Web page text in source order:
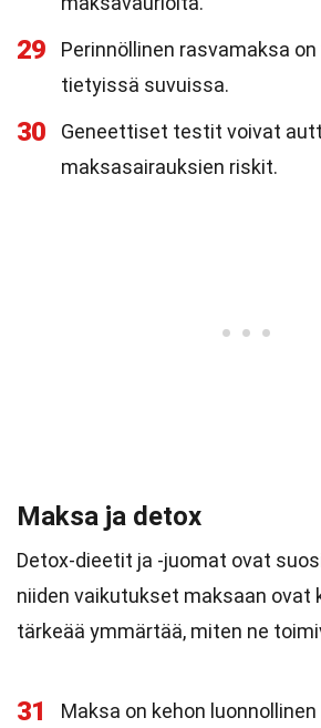
29
Perinnöllinen rasvamaksa
tietyissä suvuissa.
30
Geneettiset testit voivat
maksasairauksien riskit.
Maksa ja detox
Detox-dieetit ja -juomat ovat
niiden vaikutukset maksaan ovat
tärkeää ymmärtää, miten ne
31 Maksa on kehon